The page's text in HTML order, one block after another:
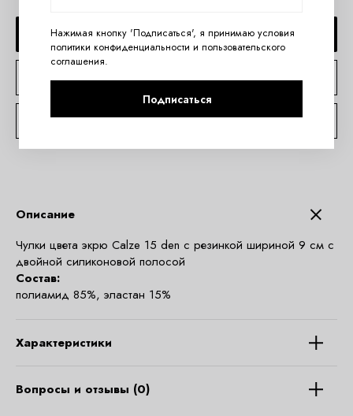
ДОБАВИТЬ В КОРЗИНУ
КУПИТЬ В 1 КЛИК
КОНСУЛЬТАЦИЯ ПО TELEGRAM
Описание
Чулки цвета экрю Calze 15 den с резинкой шириной 9 см с
двойной силиконовой полосой
Состав:
полиамид 85%, эластан 15%
Характеристики
Вопросы и отзывы (0)
Нажимая кнопку 'Подписаться', я принимаю условия
политики конфиденциальности и пользовательского
соглашения.
Подписаться